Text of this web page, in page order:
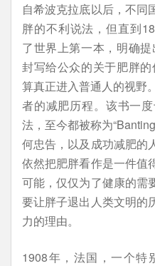
自希波克拉底以后，不同
胖的不利说法，但直到
了世界上第一本，明确
封写给公众的关于肥胖
算真正进入普通人的视野
者的减肥历程。该书一
法，至今都被称为
何忠告，以及成功减肥的
依然把肥胖看作是一件值
可能，仅仅为了健康的需
要让胖子退出人类文明的
力的理由。
1908年，法国，一个特